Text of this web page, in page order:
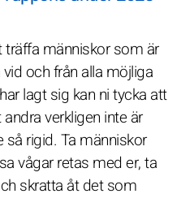
träffa människor som är
och från alla möjliga
lagt sig kan ni tycka att
verkligen inte är
så rigid. Ta människor
vågar retas med er, ta
skratta åt det som